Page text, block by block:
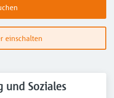
einschalten
und Soziales